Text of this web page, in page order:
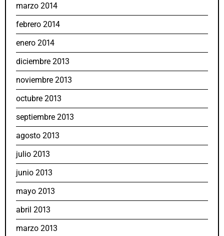
marzo 2014
febrero 2014
enero 2014
diciembre 2013
noviembre 2013
octubre 2013
septiembre 2013
agosto 2013
julio 2013
junio 2013
mayo 2013
abril 2013
marzo 2013